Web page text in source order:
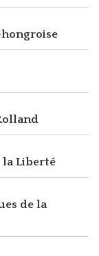
la Liberté
de la